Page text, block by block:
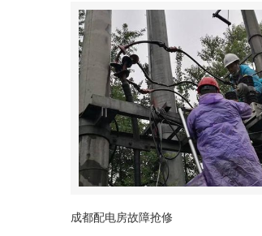
成都配电房故障抢修